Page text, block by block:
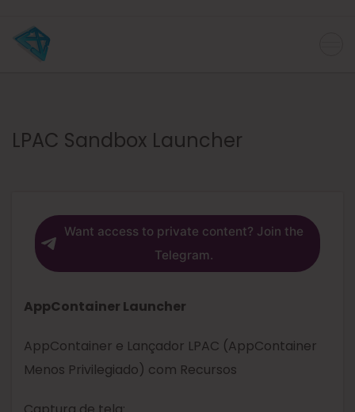
LPAC Sandbox Launcher
Want access to private content? Join the
Telegram.
AppContainer Launcher
AppContainer e Lançador LPAC (AppContainer
Menos Privilegiado) com Recursos